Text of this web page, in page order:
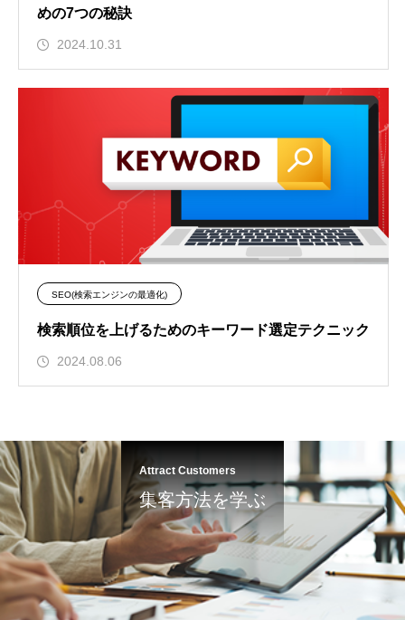
めの7つの秘訣
2024.10.31
SEO(検索エンジンの最適化)
検索順位を上げるためのキーワード選定テクニック
2024.08.06
Attract Customers
集客方法を学ぶ